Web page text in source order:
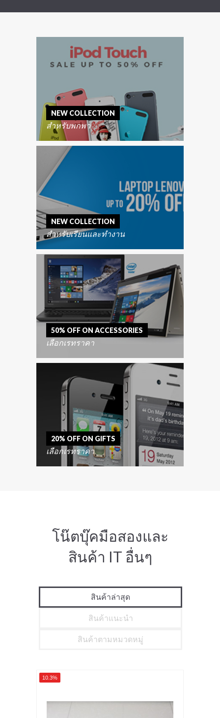
NEW COLLECTION
สำหรับพกพา
NEW COLLECTION
สำหรับเรียนและทำงาน
50% OFF ON ACCESSORIES
เลือกเรทราคา
20% OFF ON GIFTS
เลือกเรทราคา
โน๊ตบุ๊คมือสองและ
สินค้า IT อื่นๆ
สินค้าล่าสุด
สินค้าแนะนำ
สินค้าตามหมวดหมู่
10.3%